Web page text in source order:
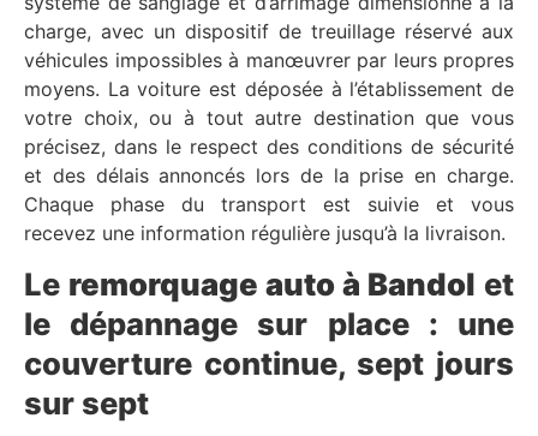
charge, avec un dispositif de treuillage réservé aux
véhicules impossibles à manœuvrer par leurs propres
moyens. La voiture est déposée à l’établissement de
votre choix, ou à tout autre destination que vous
précisez, dans le respect des conditions de sécurité
et des délais annoncés lors de la prise en charge.
Chaque phase du transport est suivie et vous
recevez une information régulière jusqu’à la livraison.
Le remorquage auto à Bandol et
le dépannage sur place : une
couverture continue, sept jours
sur sept